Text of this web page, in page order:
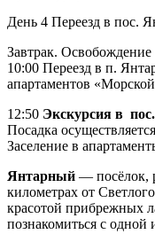
День 4 Переезд в пос.
Завтрак. Освобождение
10:00 Переезд в п.
апартаментов
12:50 Экскурсия в
Посадка
Заселение в
Янтарный — посёлок,
километрах от
красотой прибрежных
познакомиться с